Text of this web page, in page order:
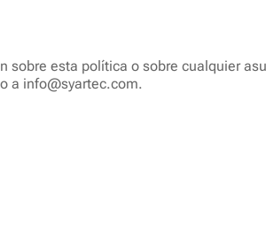
esta política o sobre cualquier
a info@syartec.com.